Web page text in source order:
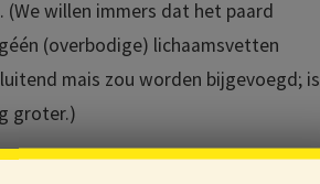
(We willen immers dat het paard
(overbodige) lichaamsvetten
mais zou worden bijgevoegd; is
groter.)